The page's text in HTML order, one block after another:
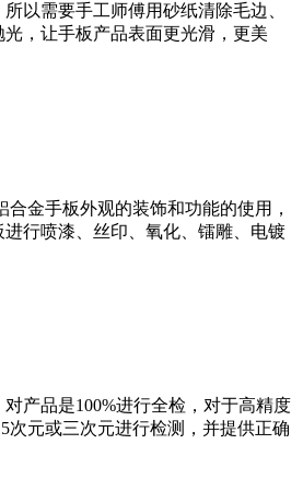
以需要手工师傅用砂纸清除毛边、
，让手板产品表面更光滑，更美
合金手板外观的装饰和功能的使用，
行喷漆、丝印、氧化、镭雕、电镀
产品是100%进行全检，对于高精度
次元或三次元进行检测，并提供正确